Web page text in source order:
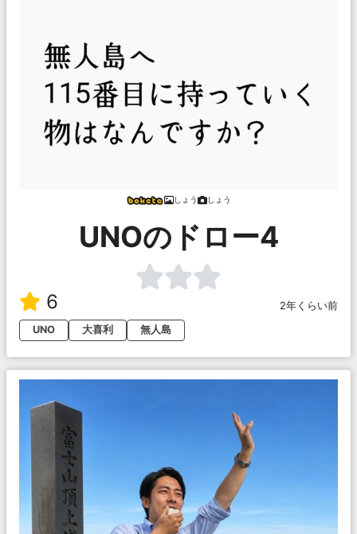
しょう しょう
UNOのドロー4
6
2年くらい前
UNO
大喜利 無人島